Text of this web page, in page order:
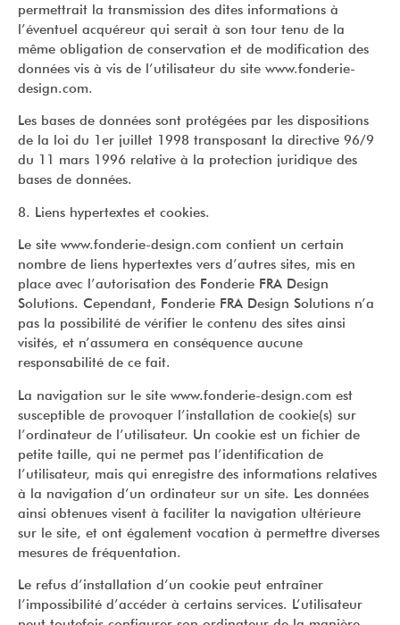
permettrait la transmission des dites informations à
l’éventuel acquéreur qui serait à son tour tenu de la
même obligation de conservation et de modification des
données vis à vis de l’utilisateur du site www.fonderie-
design.com.
Les bases de données sont protégées par les dispositions
de la loi du 1er juillet 1998 transposant la directive 96/9
du 11 mars 1996 relative à la protection juridique des
bases de données.
8. Liens hypertextes et cookies.
Le site www.fonderie-design.com contient un certain
nombre de liens hypertextes vers d’autres sites, mis en
place avec l’autorisation des Fonderie FRA Design
Solutions. Cependant, Fonderie FRA Design Solutions n’a
pas la possibilité de vérifier le contenu des sites ainsi
visités, et n’assumera en conséquence aucune
responsabilité de ce fait.
La navigation sur le site www.fonderie-design.com est
susceptible de provoquer l’installation de cookie(s) sur
l’ordinateur de l’utilisateur. Un cookie est un fichier de
petite taille, qui ne permet pas l’identification de
l’utilisateur, mais qui enregistre des informations relatives
à la navigation d’un ordinateur sur un site. Les données
ainsi obtenues visent à faciliter la navigation ultérieure
sur le site, et ont également vocation à permettre diverses
mesures de fréquentation.
Le refus d’installation d’un cookie peut entraîner
l’impossibilité d’accéder à certains services. L’utilisateur